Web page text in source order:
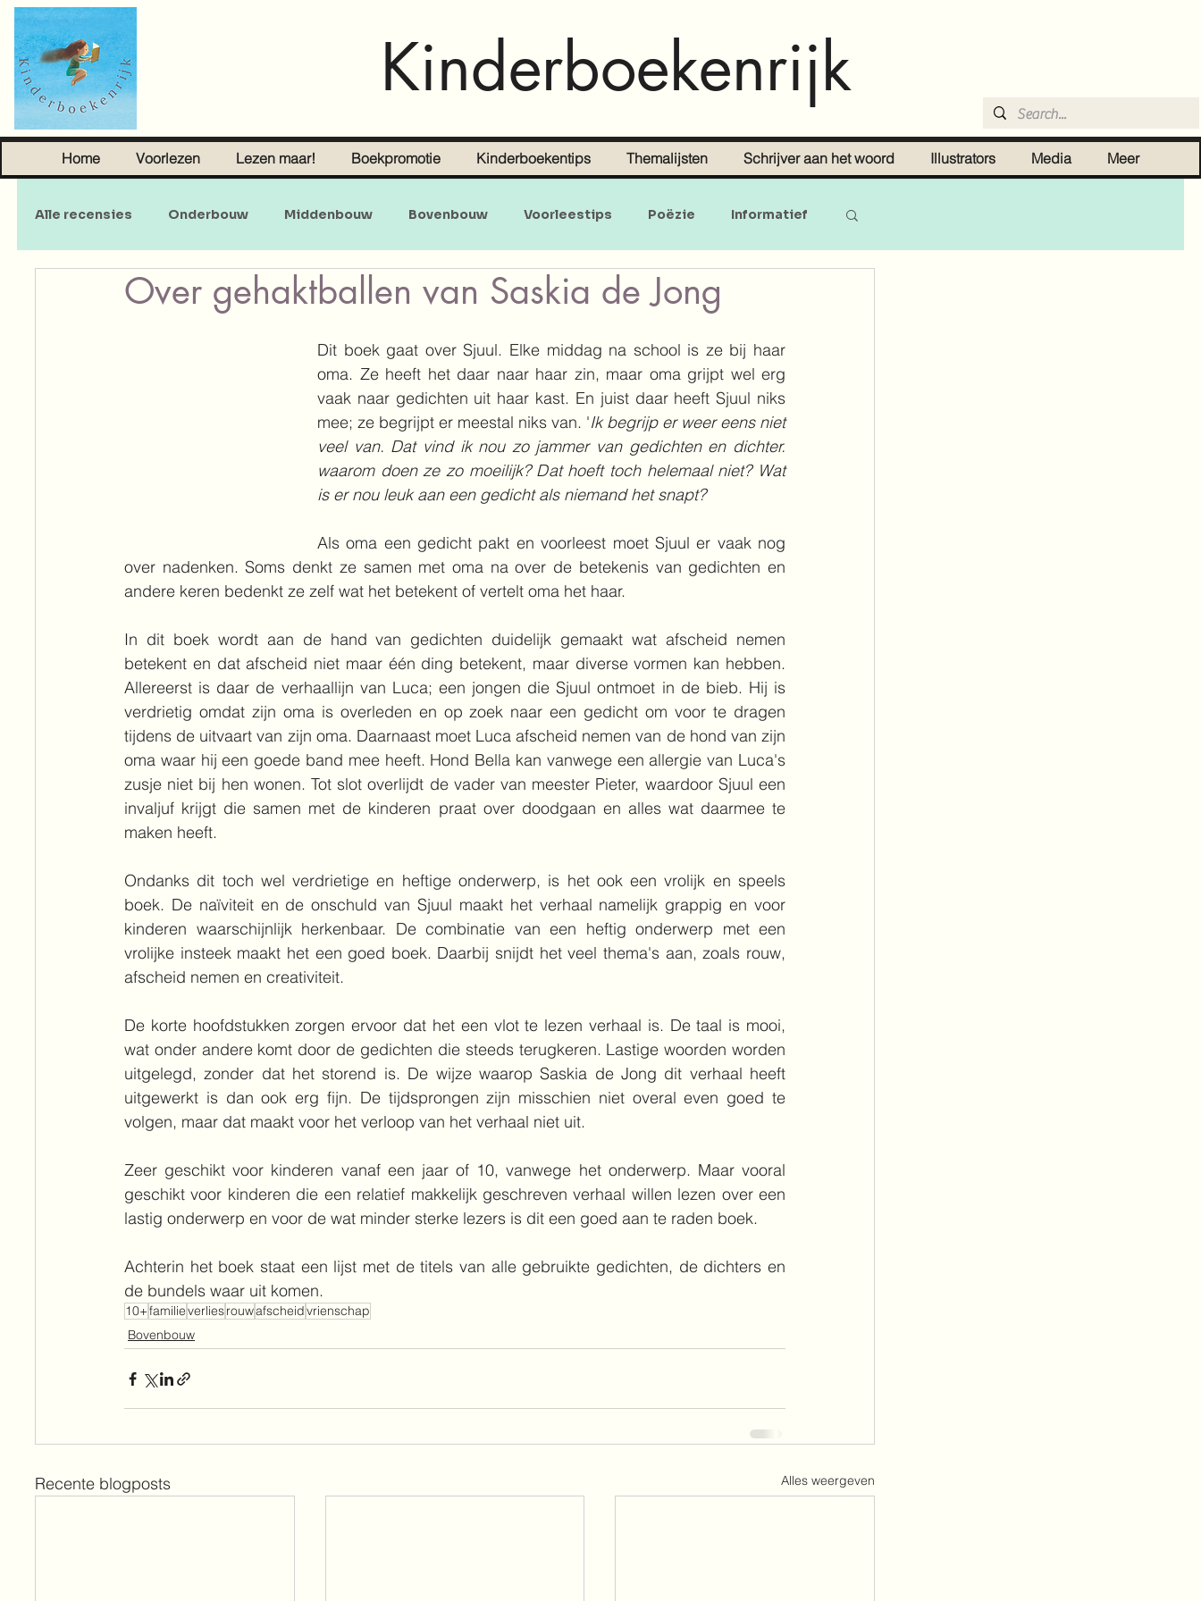
Kinderboekenrijk
Home Voorlezen Lezen maar! Boekpromotie Kinderboekentips Themalijsten Schrijver aan het woord Illustrators Media Meer
Alle recensies Onderbouw Middenbouw Bovenbouw Voorleestips Poëzie Informatief
Sprookjes Young Adult Volwassenen Doe-en zoekboeken Baby's en peuters
Over gehaktballen van Saskia de Jong
Dit boek gaat over Sjuul. Elke middag na school is ze bij haar
oma. Ze heeft het daar naar haar zin, maar oma grijpt wel erg
vaak naar gedichten uit haar kast. En juist daar heeft Sjuul niks
mee; ze begrijpt er meestal niks van. 'Ik begrijp er weer eens niet
veel van. Dat vind ik nou zo jammer van gedichten en dichter.
waarom doen ze zo moeilijk? Dat hoeft toch helemaal niet? Wat
is er nou leuk aan een gedicht als niemand het snapt?
Als oma een gedicht pakt en voorleest moet Sjuul er vaak nog
over nadenken. Soms denkt ze samen met oma na over de betekenis van gedichten en
andere keren bedenkt ze zelf wat het betekent of vertelt oma het haar.
In dit boek wordt aan de hand van gedichten duidelijk gemaakt wat afscheid nemen
betekent en dat afscheid niet maar één ding betekent, maar diverse vormen kan hebben.
Allereerst is daar de verhaallijn van Luca; een jongen die Sjuul ontmoet in de bieb. Hij is
verdrietig omdat zijn oma is overleden en op zoek naar een gedicht om voor te dragen
tijdens de uitvaart van zijn oma. Daarnaast moet Luca afscheid nemen van de hond van zijn
oma waar hij een goede band mee heeft. Hond Bella kan vanwege een allergie van Luca's
zusje niet bij hen wonen. Tot slot overlijdt de vader van meester Pieter, waardoor Sjuul een
invaljuf krijgt die samen met de kinderen praat over doodgaan en alles wat daarmee te
maken heeft.
Ondanks dit toch wel verdrietige en heftige onderwerp, is het ook een vrolijk en speels
boek. De naïviteit en de onschuld van Sjuul maakt het verhaal namelijk grappig en voor
kinderen waarschijnlijk herkenbaar. De combinatie van een heftig onderwerp met een
vrolijke insteek maakt het een goed boek. Daarbij snijdt het veel thema's aan, zoals rouw,
afscheid nemen en creativiteit.
De korte hoofdstukken zorgen ervoor dat het een vlot te lezen verhaal is. De taal is mooi,
wat onder andere komt door de gedichten die steeds terugkeren. Lastige woorden worden
uitgelegd, zonder dat het storend is. De wijze waarop Saskia de Jong dit verhaal heeft
uitgewerkt is dan ook erg fijn. De tijdsprongen zijn misschien niet overal even goed te
volgen, maar dat maakt voor het verloop van het verhaal niet uit.
Zeer geschikt voor kinderen vanaf een jaar of 10, vanwege het onderwerp. Maar vooral
geschikt voor kinderen die een relatief makkelijk geschreven verhaal willen lezen over een
lastig onderwerp en voor de wat minder sterke lezers is dit een goed aan te raden boek.
Achterin het boek staat een lijst met de titels van alle gebruikte gedichten, de dichters en
de bundels waar uit komen.
10+familieverliesrouwafscheidvrienschap
Bovenbouw
Recente blogposts Alles weergeven